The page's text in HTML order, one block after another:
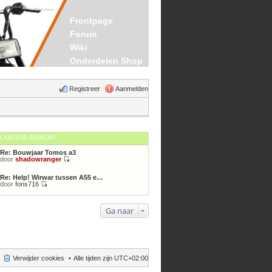
Frontpage
Forum
Wiki
Onderdelen Shop
Aanmelden
Registreer
LAATSTE BERICHT
Re: Bouwjaar Tomos a3
door shadowranger
bericht
Re: Help! Wirwar tussen A55 e…
door fons716
laatste
Ga naar
Alle tijden zijn UTC+02:00
Verwijder cookies